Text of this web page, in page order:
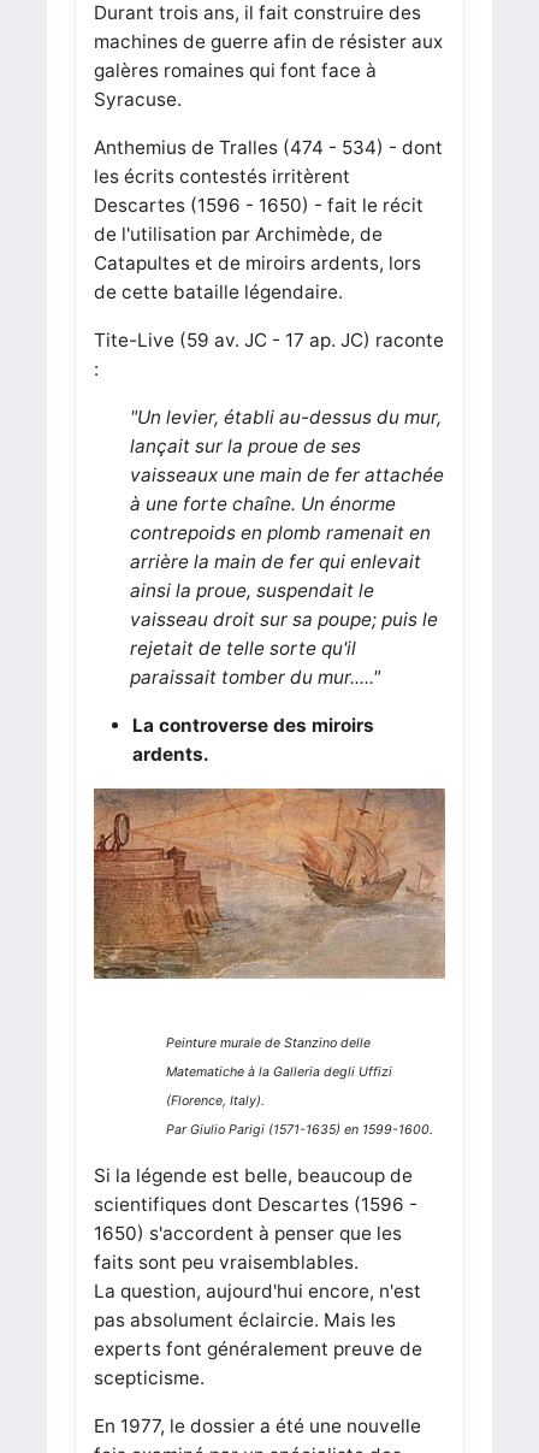
Durant trois ans, il fait construire des
machines de guerre afin de résister aux
galères romaines qui font face à
Syracuse.
Anthemius de Tralles (474 - 534) - dont
les écrits contestés irritèrent
Descartes (1596 - 1650) - fait le récit
de l'utilisation par Archimède, de
Catapultes et de miroirs ardents, lors
de cette bataille légendaire.
Tite-Live (59 av. JC - 17 ap. JC) raconte
:
"Un levier, établi au-dessus du mur,
lançait sur la proue de ses
vaisseaux une main de fer attachée
à une forte chaîne. Un énorme
contrepoids en plomb ramenait en
arrière la main de fer qui enlevait
ainsi la proue, suspendait le
vaisseau droit sur sa poupe; puis le
rejetait de telle sorte qu'il
paraissait tomber du mur....."
La controverse des miroirs
ardents.
Peinture murale de Stanzino delle
Matematiche à la Galleria degli Uffizi
(Florence, Italy).
Par Giulio Parigi (1571-1635) en 1599-1600.
Si la légende est belle, beaucoup de
scientifiques dont Descartes (1596 -
1650) s'accordent à penser que les
faits sont peu vraisemblables.
La question, aujourd'hui encore, n'est
pas absolument éclaircie. Mais les
experts font généralement preuve de
scepticisme.
En 1977, le dossier a été une nouvelle